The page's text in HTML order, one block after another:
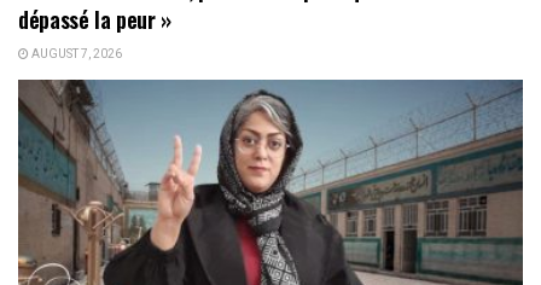
dépassé la peur »
AUGUST 7, 2026